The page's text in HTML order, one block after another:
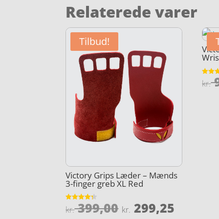
Relaterede varer
Tilbud!
Victory Grips Læder – Mænds
3-finger greb XL Red
Vurderet
4.3
kr.399,00 Den
kr. 299,25
4.2
kr.